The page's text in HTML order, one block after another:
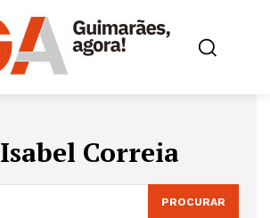
Isabel Correia
PROCURAR